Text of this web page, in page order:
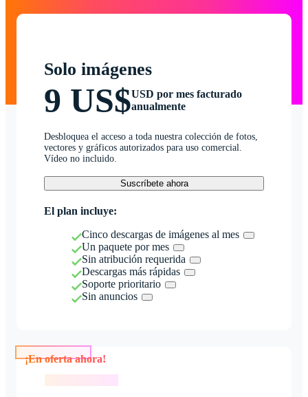
Solo imágenes
9 US$USD por mes facturado
anualmente
Desbloquea el acceso a toda nuestra colección de fotos,
vectores y gráficos autorizados para uso comercial.
Vídeo no incluido.
Suscríbete ahora
El plan incluye:
Cinco descargas de imágenes al mes
Un paquete por mes
Sin atribución requerida
Descargas más rápidas
Soporte prioritario
Sin anuncios